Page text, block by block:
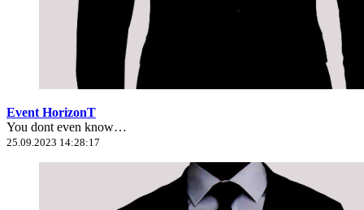
Event HorizonT
You dont even know…
25.09.2023 14:28:17